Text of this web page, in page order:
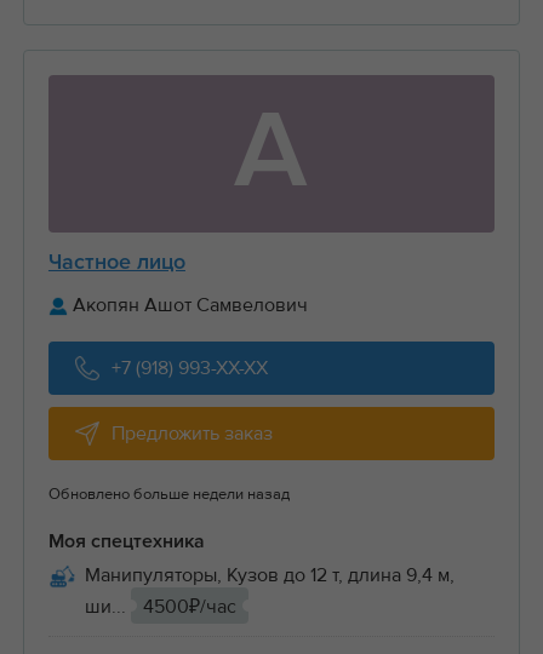
А
Частное лицо
Акопян Ашот Самвелович
+7 (918) 993-XX-XX
Предложить заказ
Обновлено больше недели назад
Моя спецтехника
Манипуляторы, Кузов до 12 т, длина 9,4 м,
ши...
4500₽/час